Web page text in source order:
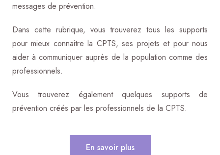
messages de prévention.
Dans cette rubrique, vous trouverez tous les supports
pour mieux connaitre la CPTS, ses projets et pour nous
aider à communiquer auprès de la population comme des
professionnels.
Vous trouverez également quelques supports de
prévention créés par les professionnels de la CPTS.
En savoir plus